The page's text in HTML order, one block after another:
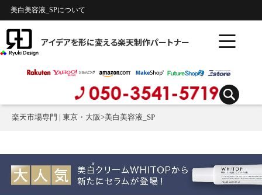
美白美容液_SPについて
アイデアを形に変える楽天制作パートナー
楽天市場専門 | 東京・大阪>美白美容液_SP